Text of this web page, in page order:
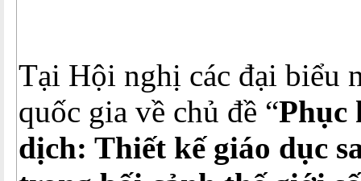
Tại Hội nghị các đại biểu
quốc gia về chủ đề “Phục
dịch: Thiết kế giáo dục